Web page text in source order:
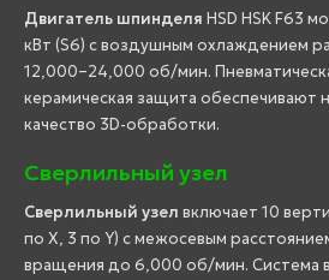
Двигатель шпинделя HSD HSK F63
кВт (S6) с воздушным охлаждением
12,000–24,000 об/мин.
керамическая защита обеспечивают
качество 3D-обработки.
Сверлильный узел
Сверлильный узел включает 10
по X, 3 по Y) с межосевым
вращения до 6,000 об/мин. Система